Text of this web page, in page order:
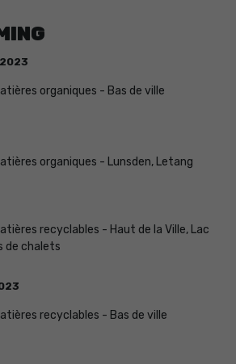
2023
organiques - Bas de ville
organiques - Lunsden, Letang
recyclables - Haut de la Ville, Lac
de chalets
recyclables - Bas de ville